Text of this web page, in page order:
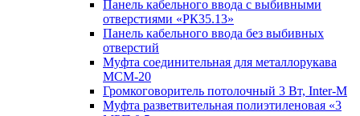
Панель кабельного ввода с выбивными
отверстиями «РК35.13»
Панель кабельного ввода без выбивных
отверстий
Муфта соединительная для металлорукава
МСМ-20
Громкоговоритель потолочный 3 Вт, Inter-M
Муфта разветвительная полиэтиленовая «3